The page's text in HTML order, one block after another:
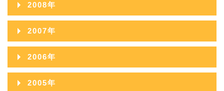
2015年03月
2015年02月
2015年01月
2014年05月
2014年03月
2014年02月
2013年06月
2013年05月
2013年03月
2012年08月
2012年07月
2012年06月
2012年05月
2011年09月
2011年08月
2011年07月
2011年06月
2010年10月
2010年09月
2010年08月
2010年07月
2009年11月
2009年10月
2009年09月
2009年08月
2008年
2008年12月
2008年11月
2008年10月
2008年09月
2007年
2007年12月
2007年11月
2006年
2006年12月
2005年